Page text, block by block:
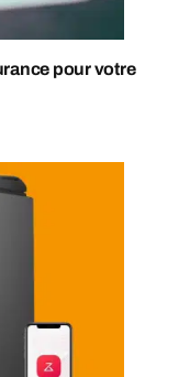
pour votre